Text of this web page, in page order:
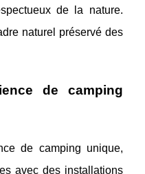
de la nature.
naturel préservé des
de camping
de camping unique,
avec des installations